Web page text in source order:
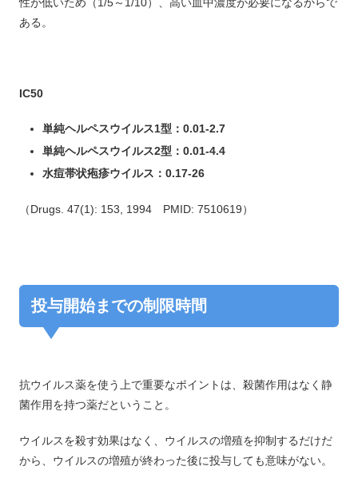
ある。
IC50
単純ヘルペスウイルス1型：0.01-2.7
単純ヘルペスウイルス2型：0.01-4.4
水痘帯状疱疹ウイルス：0.17-26
（Drugs. 47(1): 153, 1994 PMID: 7510619）
投与開始までの制限時間
抗ウイルス薬を使う上で重要なポイントは、殺菌作用はなく静
菌作用を持つ薬だということ。
ウイルスを殺す効果はなく、ウイルスの増殖を抑制するだけだ
から、ウイルスの増殖が終わった後に投与しても意味がない。